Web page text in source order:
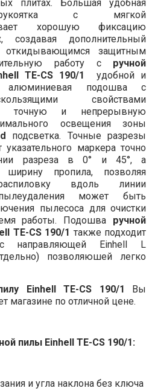
плитах. Большая удобная
рукоятка с мягкой
хорошую фиксацию
создавая дополнительный
защитным
работу с ручной
TE-CS 190/1удобной и
алюминиевая подошва с
свойствами
точную и непрерывную
освещения зоны
подсветка. Точные разрезы
маркера точно
разреза в 0° и 45°, а
пропила, позволяя
вдоль линии
может быть
пылесоса для очистки
работы. Подошва ручной
TE-CS 190/1 также подходит
направляющей Einhell L
позволяюшей легко
Einhell TE-CS 190/1
Вы
магазине по отличной цене.
пилы Einhell TE-CS 190/1 :
и угла наклона без ключа